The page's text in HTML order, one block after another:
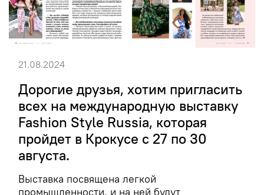
Дорогие друзья, хотим пригласить
всех на международную выставку
Fashion Style Russia, которая
пройдет в Крокусе с 27 по 30
августа.
Выставка посвящена легкой
промышленности, и на ней будут
21.08.2024